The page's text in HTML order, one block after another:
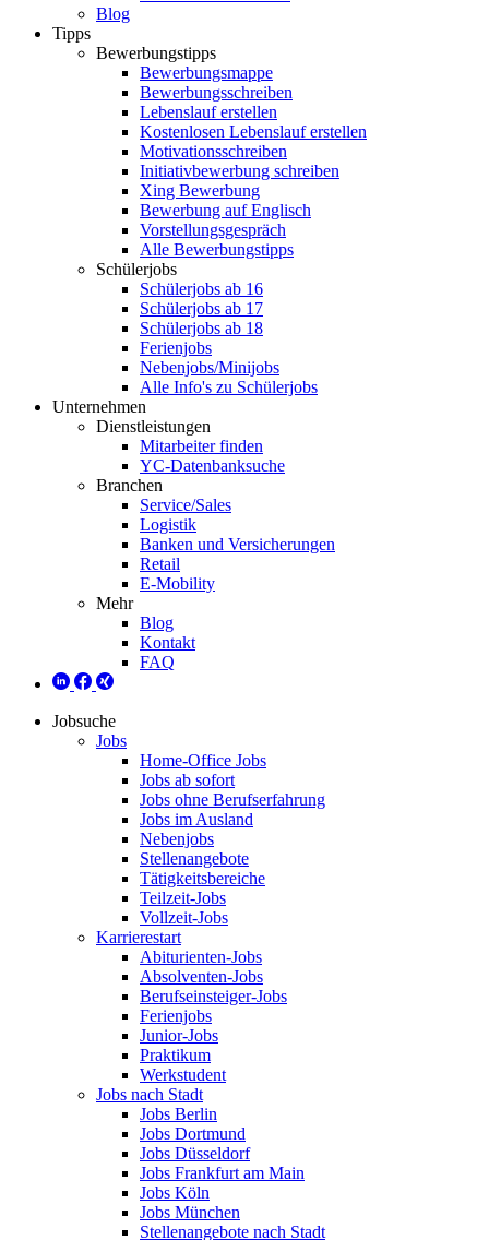
Blog
Tipps
Bewerbungstipps
Bewerbungsmappe
Bewerbungsschreiben
Lebenslauf erstellen
Kostenlosen Lebenslauf erstellen
Motivationsschreiben
Initiativbewerbung schreiben
Xing Bewerbung
Bewerbung auf Englisch
Vorstellungsgespräch
Alle Bewerbungstipps
Schülerjobs
Schülerjobs ab 16
Schülerjobs ab 17
Schülerjobs ab 18
Ferienjobs
Nebenjobs/Minijobs
Alle Info's zu Schülerjobs
Unternehmen
Dienstleistungen
Mitarbeiter finden
YC-Datenbanksuche
Branchen
Service/Sales
Logistik
Banken und Versicherungen
Retail
E-Mobility
Mehr
Blog
Kontakt
FAQ
Jobsuche
Jobs
Home-Office Jobs
Jobs ab sofort
Jobs ohne Berufserfahrung
Jobs im Ausland
Nebenjobs
Stellenangebote
Tätigkeitsbereiche
Teilzeit-Jobs
Vollzeit-Jobs
Karrierestart
Abiturienten-Jobs
Absolventen-Jobs
Berufseinsteiger-Jobs
Ferienjobs
Junior-Jobs
Praktikum
Werkstudent
Jobs nach Stadt
Jobs Berlin
Jobs Dortmund
Jobs Düsseldorf
Jobs Frankfurt am Main
Jobs Köln
Jobs München
Stellenangebote nach Stadt